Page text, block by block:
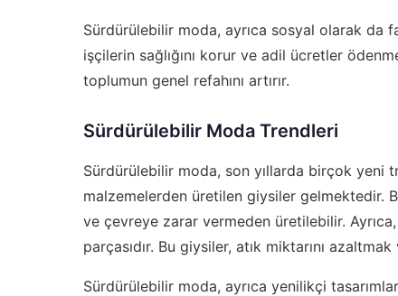
Sürdürülebilir moda, ayrıca sosyal olarak da
işçilerin sağlığını korur ve adil ücretler
toplumun genel refahını artırır.
Sürdürülebilir Moda Trendleri
Sürdürülebilir moda, son yıllarda birçok yeni
malzemelerden üretilen giysiler gelmektedir.
ve çevreye zarar vermeden üretilebilir.
parçasıdır. Bu giysiler, atık miktarını
Sürdürülebilir moda, ayrıca yenilikçi